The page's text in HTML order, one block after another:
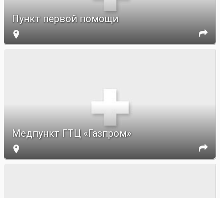
Пункт первой помощи
 
Медпункт ГТЦ «Газпром»
 